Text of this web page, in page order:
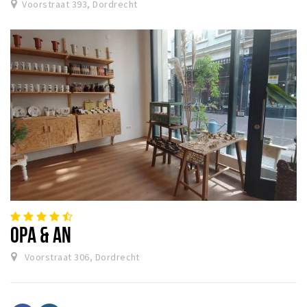
Voorstraat 393, Dordrecht
OPA & AN
Voorstraat 306, Dordrecht